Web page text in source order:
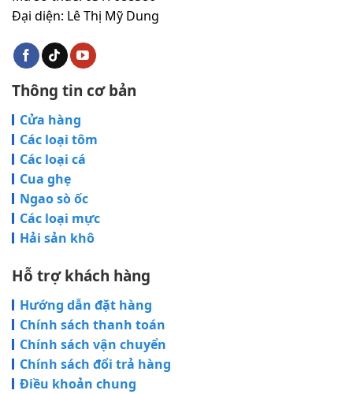
Đại diện: Lê Thị Mỹ Dung
Thông tin cơ bản
Cửa hàng
Các loại tôm
Các loại cá
Cua ghẹ
Ngao sò ốc
Các loại mực
Hải sản khô
Hỗ trợ khách hàng
Hướng dẫn đặt hàng
Chính sách thanh toán
Chính sách vận chuyển
Chính sách đổi trả hàng
Điều khoản chung